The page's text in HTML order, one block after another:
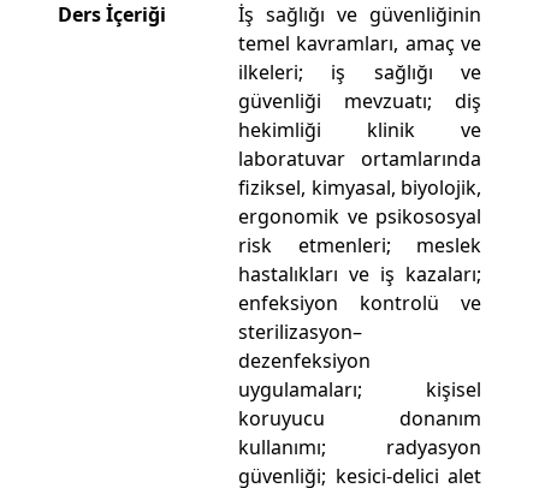
Ders İçeriği
İş sağlığı ve güvenliğinin
temel kavramları, amaç ve
ilkeleri; iş sağlığı ve
güvenliği mevzuatı; diş
hekimliği klinik ve
laboratuvar ortamlarında
fiziksel, kimyasal, biyolojik,
ergonomik ve psikososyal
risk etmenleri; meslek
hastalıkları ve iş kazaları;
enfeksiyon kontrolü ve
sterilizasyon–
dezenfeksiyon
uygulamaları; kişisel
koruyucu donanım
kullanımı; radyasyon
güvenliği; kesici-delici alet